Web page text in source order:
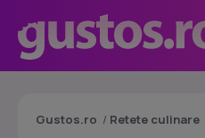
Gustos.ro / Retete culinare